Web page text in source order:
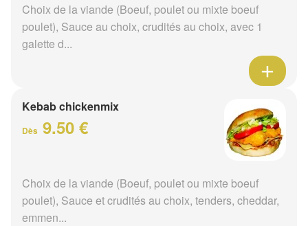
Choix de la viande (Boeuf, poulet ou mixte boeuf
poulet), Sauce au choix, crudités au choix, avec 1
galette d...
Kebab chickenmix
Dès 9.50 €
Choix de la viande (Boeuf, poulet ou mixte boeuf
poulet), Sauce et crudités au choix, tenders, cheddar,
emmen...